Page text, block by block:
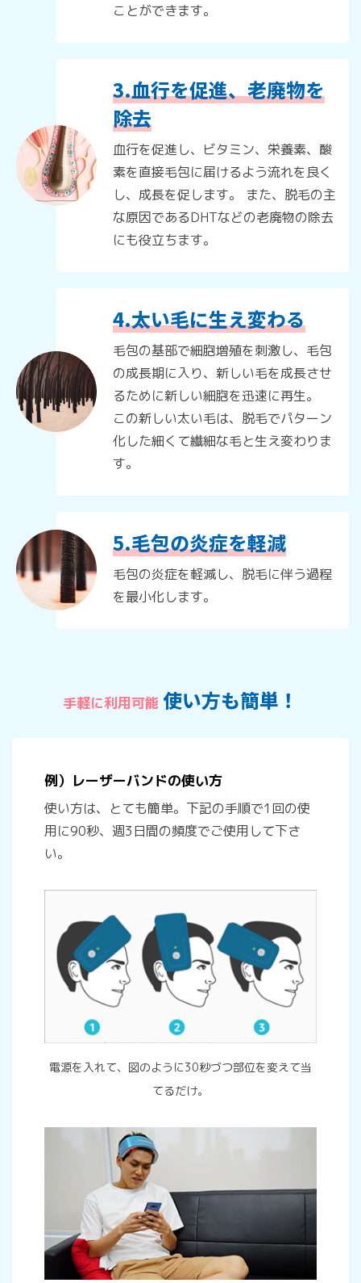
ことができます。
3.血行を促進、老廃物を
除去
血行を促進し、ビタミン、栄養素、酸
素を直接毛包に届けるよう流れを良く
し、成長を促します。 また、脱毛の主
な原因であるDHTなどの老廃物の除去
にも役立ちます。
4.太い毛に生え変わる
毛包の基部で細胞増殖を刺激し、毛包
の成長期に入り、新しい毛を成長させ
るために新しい細胞を迅速に再生。
この新しい太い毛は、脱毛でパターン
化した細くて繊細な毛と生え変わりま
す。
5.毛包の炎症を軽減
毛包の炎症を軽減し、脱毛に伴う過程
を最小化します。
手軽に利用可能 使い方も簡単！
例）レーザーバンドの使い方
使い方は、とても簡単。下記の手順で1回の使
用に90秒、週3日間の頻度でご使用して下さ
い。
電源を入れて、図のように30秒づつ部位を変えて当
てるだけ。